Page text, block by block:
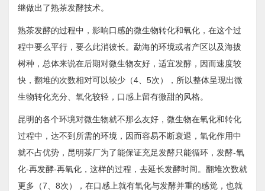
继做出了熟茶发酵技术。
熟茶发酵的过程中，影响口感的微生物转化和氧化，在这个过
程中要么平行，要么此消彼长。勐海的环境或者产区以及海拔
树种，总体来说在后期对微生物友好，适宜发酵，因而速度较
快，翻堆的次数相对可以较少（4、5次），所以整体呈现出微
生物转化充分、氧化较轻，口感上留有微甜的风格。
昆明的各个环境对微生物就不那么友好，微生物在氧化和转化
过程中，达不到所需的环境，因而容易不断衰退，氧化作用中
就不占优势，昆明茶厂为了能保证充足发酵只能循环，发酵-氧
化-再发酵-再氧化，这样的过程，去延长发酵时间。翻堆次数就
更多（7、8次），在口感上就有氧化与发酵并重的感觉，也就